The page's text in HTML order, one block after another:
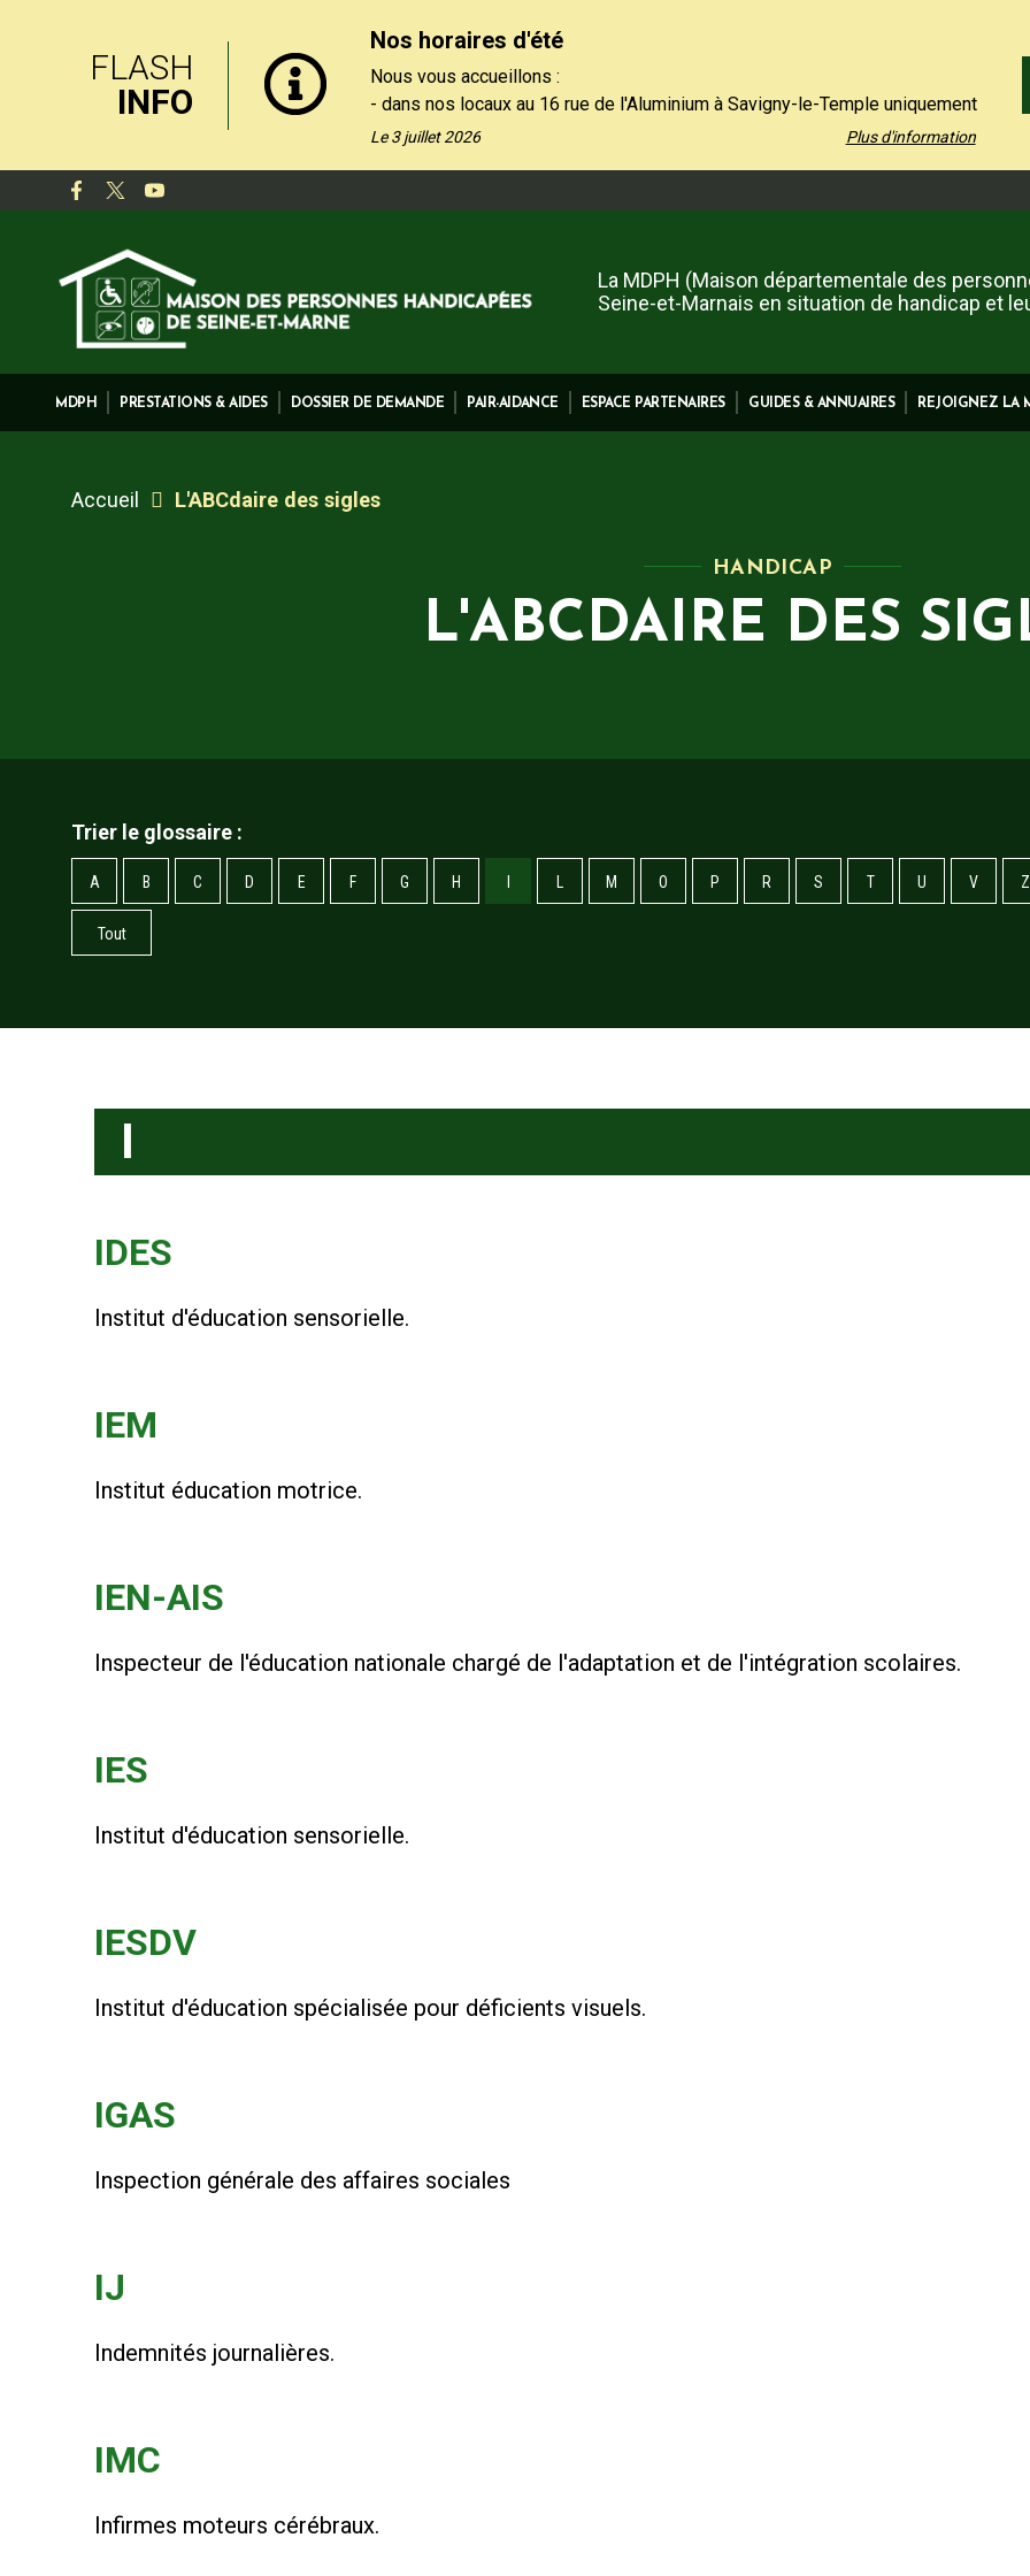
FLASH
INFO
Nos horaires d'été
Plus d'information
Nous vous accueillons :
- dans nos locaux au 16 rue de l'Aluminium à Savigny-le-Temple uniquement
le matin, du lundi au vendredi de 9h à 12h30.
Le 3 juillet 2026
MDPH PRESTATIONS & AIDES DOSSIER DE DEMANDE PAIR-AIDANCE ESPACE PARTENAIRES GUIDES & ANNUAIRES REJOIGNEZ LA
La MDPH (Maison départementale des
Seine-et-Marnais en situation de handicap et
Accueil L'ABCdaire des sigles
HANDICAP
L'ABCDAIRE DES
Trier le glossaire :
A B C D E F G H I L M O P R S T U V Z
Tout
I
IDES
Institut d'éducation sensorielle.
IEM
Institut éducation motrice.
IEN-AIS
Inspecteur de l'éducation nationale chargé de l'adaptation et de l'intégration scolaires.
IES
Institut d'éducation sensorielle.
IESDV
Institut d'éducation spécialisée pour déficients visuels.
IGAS
Inspection générale des affaires sociales
IJ
Indemnités journalières.
IMC
Infirmes moteurs cérébraux.